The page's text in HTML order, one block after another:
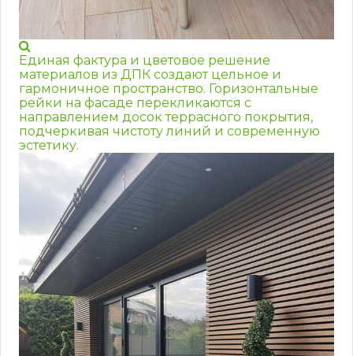
Единая фактура и цветовое решение
материалов из ДПК создают цельное и
гармоничное пространство. Горизонтальные
рейки на фасаде перекликаются с
направлением досок террасного покрытия,
подчеркивая чистоту линий и современную
эстетику.